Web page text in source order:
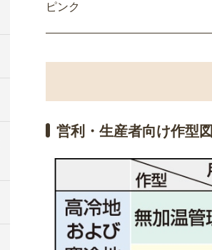
ピンク
営利・生産者向け作型図